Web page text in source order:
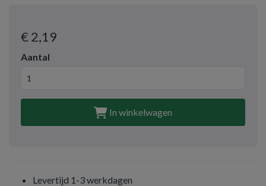
€ 2,19
Aantal
In winkelwagen
Levertijd 1-3 werkdagen